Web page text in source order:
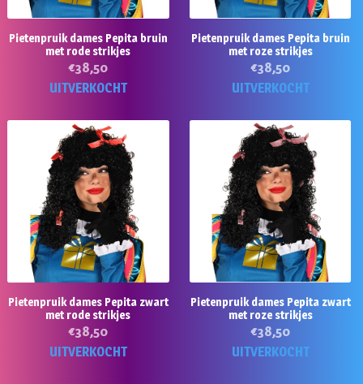
Pietenpruik dames Pepita bruin
met rode strikjes
€38,50
UITVERKOCHT
Pietenpruik dames Pepita bruin
met roze strikjes
€38,50
UITVERKOCHT
Pietenpruik dames Pepita zwart
met rode strikjes
€38,50
UITVERKOCHT
Pietenpruik dames Pepita zwart
met roze strikjes
€38,50
UITVERKOCHT